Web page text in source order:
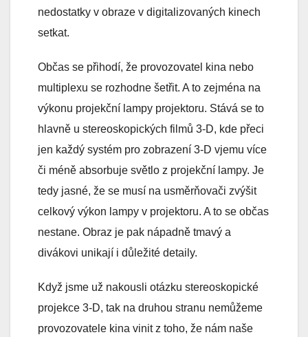
nedostatky v obraze v digitalizovaných kinech
setkat.
Občas se přihodí, že provozovatel kina nebo
multiplexu se rozhodne šetřit. A to zejména na
výkonu projekční lampy projektoru. Stává se to
hlavně u stereoskopických filmů 3-D, kde přeci
jen každý systém pro zobrazení 3-D vjemu více
či méně absorbuje světlo z projekční lampy. Je
tedy jasné, že se musí na usměrňovači zvýšit
celkový výkon lampy v projektoru. A to se občas
nestane. Obraz je pak nápadně tmavý a
divákovi unikají i důležité detaily.
Když jsme už nakousli otázku stereoskopické
projekce 3-D, tak na druhou stranu nemůžeme
provozovatele kina vinit z toho, že nám naše